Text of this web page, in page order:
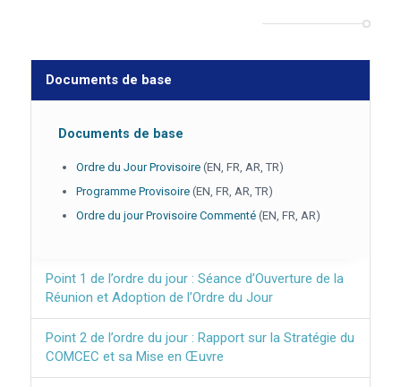
Documents de base
Documents de base
Ordre du Jour Provisoire (EN, FR, AR, TR)
Programme Provisoire(EN, FR, AR, TR)
Ordre du jour Provisoire Commenté(EN, FR, AR)
Point 1 de l’ordre du jour : Séance d’Ouverture de la
Réunion et Adoption de l’Ordre du Jour
Point 2 de l’ordre du jour : Rapport sur la Stratégie du
COMCEC et sa Mise en Œuvre